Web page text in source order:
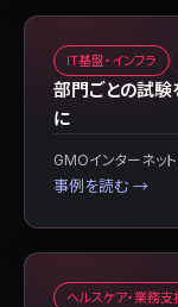
IT基盤・インフラ
部門ごとの試
に
GMOインターネッ
事例を読む →
ヘルスケア・業務支